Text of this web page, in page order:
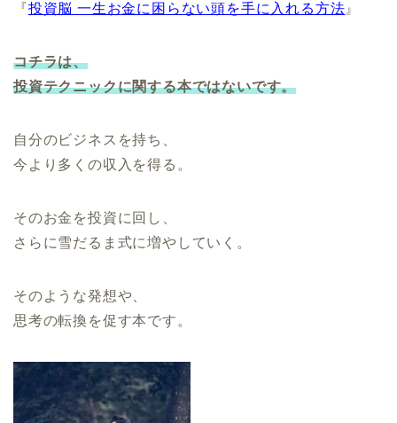
『投資脳 一生お金に困らない頭を手に入れる方法 』
コチラは、
投資テクニックに関する本ではないです。
自分のビジネスを持ち、
今より多くの収入を得る。
そのお金を投資に回し、
さらに雪だるま式に増やしていく。
そのような発想や、
思考の転換を促す本です。